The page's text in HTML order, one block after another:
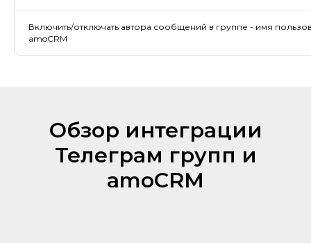
Включить/отключать автора сообщений в группе - имя
amoCRM
Обзор интеграции
Телеграм групп и
amoCRM